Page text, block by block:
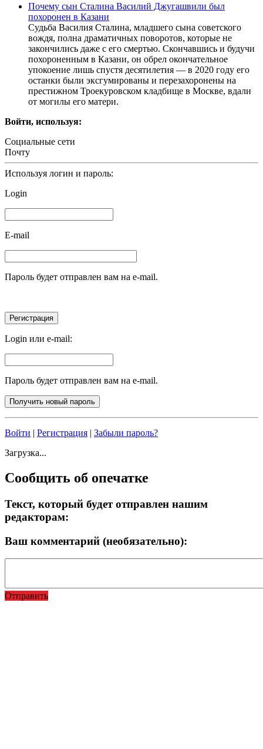
Почему сын Сталина Василий Джугашвили был
похоронен в Казани
Судьба Василия Сталина, младшего сына советского
вождя, полна драматичных поворотов, которые не
закончились даже с его смертью. Скончавшись и будучи
похороненным в Казани, он обрел окончательное
упокоение лишь спустя десятилетия — в 2020 году его
останки были эксгумированы и перезахоронены на
престижном Троекуровском кладбище в Москве, вдали
от могилы его матери.
Войти, используя:
Социальные сети
Почту
Используя логин и пароль:
Login
E-mail
Пароль будет отправлен вам на e-mail.
Login или e-mail:
Пароль будет отправлен вам на e-mail.
Войти | Регистрация | Забыли пароль?
Загрузка...
Сообщить об опечатке
Текст, который будет отправлен нашим
редакторам:
Ваш комментарий (необязательно):
Отправить